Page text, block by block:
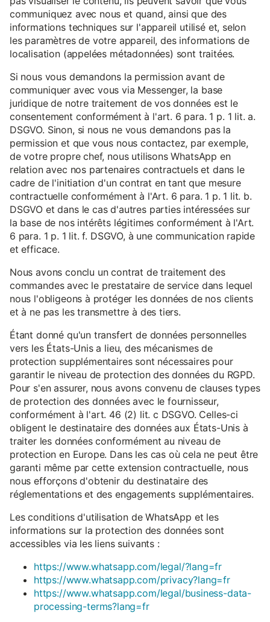
communiquez avec nous et quand, ainsi que des
informations techniques sur l'appareil utilisé et, selon
les paramètres de votre appareil, des informations de
localisation (appelées métadonnées) sont traitées.
Si nous vous demandons la permission avant de
communiquer avec vous via Messenger, la base
juridique de notre traitement de vos données est le
consentement conformément à l'art. 6 para. 1 p. 1 lit. a.
DSGVO. Sinon, si nous ne vous demandons pas la
permission et que vous nous contactez, par exemple,
de votre propre chef, nous utilisons WhatsApp en
relation avec nos partenaires contractuels et dans le
cadre de l'initiation d'un contrat en tant que mesure
contractuelle conformément à l'Art. 6 para. 1 p. 1 lit. b.
DSGVO et dans le cas d'autres parties intéressées sur
la base de nos intérêts légitimes conformément à l'Art.
6 para. 1 p. 1 lit. f. DSGVO, à une communication rapide
et efficace.
Nous avons conclu un contrat de traitement des
commandes avec le prestataire de service dans lequel
nous l'obligeons à protéger les données de nos clients
et à ne pas les transmettre à des tiers.
Étant donné qu'un transfert de données personnelles
vers les États-Unis a lieu, des mécanismes de
protection supplémentaires sont nécessaires pour
garantir le niveau de protection des données du RGPD.
Pour s'en assurer, nous avons convenu de clauses types
de protection des données avec le fournisseur,
conformément à l'art. 46 (2) lit. c DSGVO. Celles-ci
obligent le destinataire des données aux États-Unis à
traiter les données conformément au niveau de
protection en Europe. Dans les cas où cela ne peut être
garanti même par cette extension contractuelle, nous
nous efforçons d'obtenir du destinataire des
réglementations et des engagements supplémentaires.
Les conditions d'utilisation de WhatsApp et les
informations sur la protection des données sont
accessibles via les liens suivants :
https://www.whatsapp.com/legal/?lang=fr
https://www.whatsapp.com/privacy?lang=fr
https://www.whatsapp.com/legal/business-data-
processing-terms?lang=fr